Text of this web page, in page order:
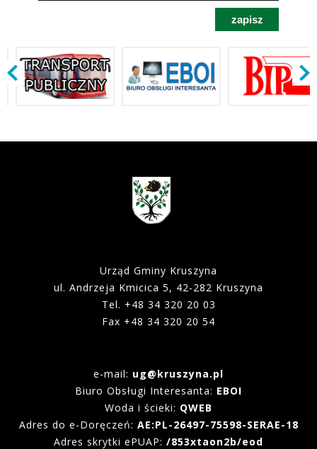
Urząd Gminy Kruszyna
ul. Andrzeja Kmicica 5, 42-282 Kruszyna
Tel. +48 34 320 20 03
Fax +48 34 320 20 54
e-mail: ug@kruszyna.pl
Biuro Obsługi Interesanta: EBOI
Woda i ścieki: QWEB
Adres do e-Doręczeń: AE:PL-26497-75598-SERAE-18
Adres skrytki ePUAP: /853xtaon2b/eod